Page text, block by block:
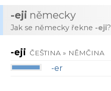
-eji německy
Jak se německy řekne -eji?
-eji ČEŠTINA » NĚMČINA
-er